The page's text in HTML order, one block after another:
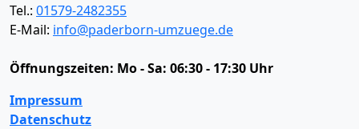
Tel.: 01579-2482355
E-Mail: info@paderborn-umzuege.de
Öffnungszeiten: Mo - Sa: 06:30 - 17:30 Uhr
Impressum
Datenschutz